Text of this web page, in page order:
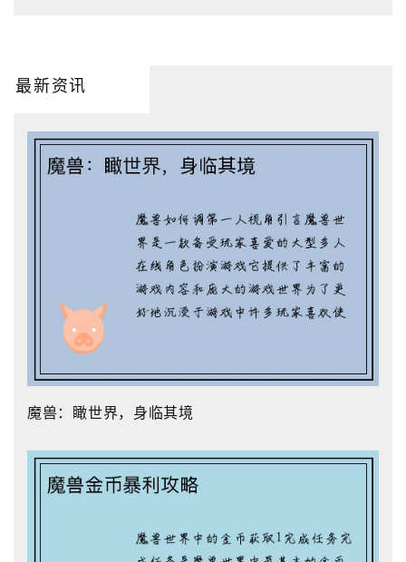
最新资讯
魔兽：瞰世界，身临其境